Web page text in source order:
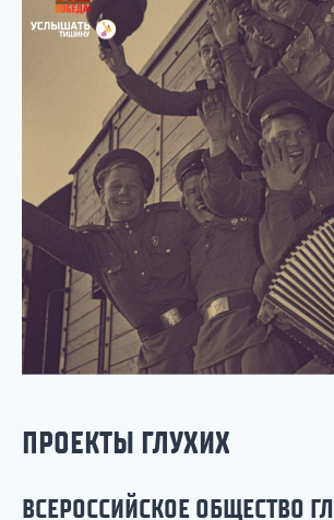
ПРОЕКТЫ ГЛУХИХ
ВСЕРОССИЙСКОЕ ОБЩЕСТВО